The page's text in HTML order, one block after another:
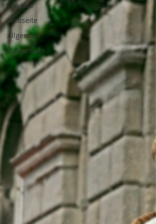
Projekte
Webseite
Allgemein
Promenade